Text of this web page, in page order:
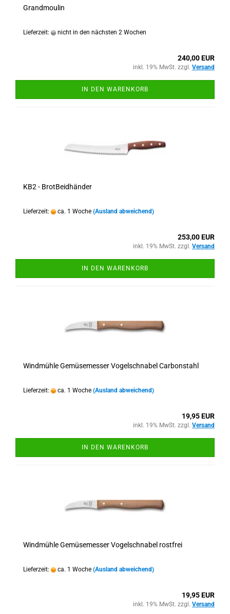
Grandmoulin
Lieferzeit: nicht in den nächsten 2 Wochen
240,00 EUR
inkl. 19% MwSt. zzgl. Versand
IN DEN WARENKORB
KB2 - BrotBeidhänder
Lieferzeit: ca. 1 Woche (Ausland abweichend)
253,00 EUR
inkl. 19% MwSt. zzgl. Versand
IN DEN WARENKORB
Windmühle Gemüsemesser Vogelschnabel Carbonstahl
Lieferzeit: ca. 1 Woche (Ausland abweichend)
19,95 EUR
inkl. 19% MwSt. zzgl. Versand
IN DEN WARENKORB
Windmühle Gemüsemesser Vogelschnabel rostfrei
Lieferzeit: ca. 1 Woche (Ausland abweichend)
19,95 EUR
inkl. 19% MwSt. zzgl. Versand